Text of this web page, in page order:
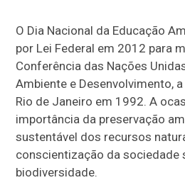
O Dia Nacional da Educação
por Lei Federal em 2012 para
Conferência das Nações
Ambiente e Desenvolvimento,
Rio de Janeiro em 1992. A
importância da preservação
sustentável dos recursos
conscientização da sociedade
biodiversidade.